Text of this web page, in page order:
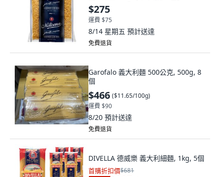
$275
運費 $75
8/14 星期五 預計送達
免費退貨
Garofalo 義大利麵 500公克, 500g, 8
個
$466 ($11.65/100g)
運費 $90
8/20 預計送達
免費退貨
DIVELLA 德威樂 義大利細麵, 1kg, 5個
首購折扣價$681